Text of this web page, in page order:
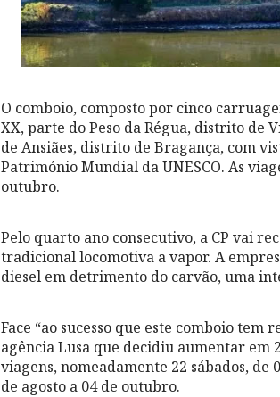
O comboio, composto por cinco
XX, parte do Peso da Régua, distrito de
de Ansiães, distrito de Bragança, com
Património Mundial da UNESCO. As
outubro.
Pelo quarto ano consecutivo, a CP vai
tradicional locomotiva a vapor. A
diesel em detrimento do carvão, uma
Face “ao sucesso que este comboio tem
agência Lusa que decidiu aumentar em
viagens, nomeadamente 22 sábados,
de agosto a 04 de outubro.